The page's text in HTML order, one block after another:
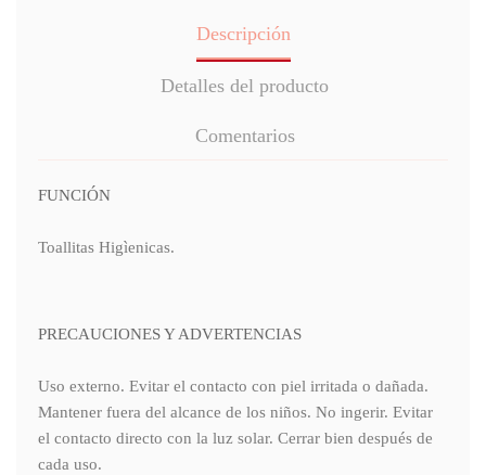
Descripción
Detalles del producto
Comentarios
FUNCIÓN
Toallitas Higìenicas.
PRECAUCIONES Y ADVERTENCIAS
Uso externo. Evitar el contacto con piel irritada o dañada.
Mantener fuera del alcance de los niños. No ingerir. Evitar
el contacto directo con la luz solar. Cerrar bien después de
cada uso.